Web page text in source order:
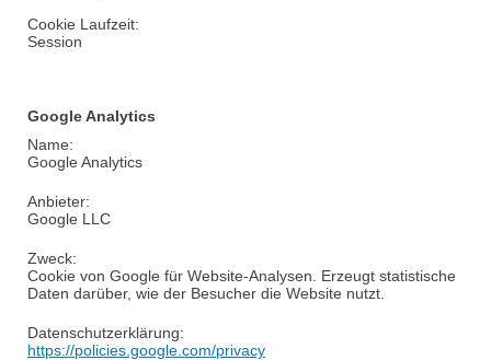
Cookie Laufzeit:
Session
Google Analytics
Name:
Google Analytics
Anbieter:
Google LLC
Zweck:
Cookie von Google für Website-Analysen. Erzeugt statistische
Daten darüber, wie der Besucher die Website nutzt.
Datenschutzerklärung:
https://policies.google.com/privacy